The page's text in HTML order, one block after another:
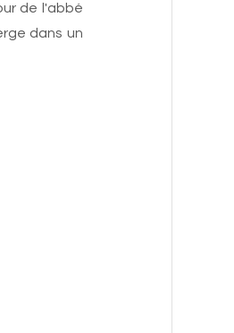
de l'abbé
dans un